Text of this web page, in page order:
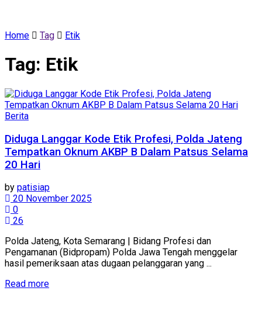
Home Tag Etik
Tag: Etik
Berita
Diduga Langgar Kode Etik Profesi, Polda Jateng
Tempatkan Oknum AKBP B Dalam Patsus Selama
20 Hari
by patisiap
20 November 2025
0
26
Polda Jateng, Kota Semarang | Bidang Profesi dan
Pengamanan (Bidpropam) Polda Jawa Tengah menggelar
hasil pemeriksaan atas dugaan pelanggaran yang ...
Read moreDetails